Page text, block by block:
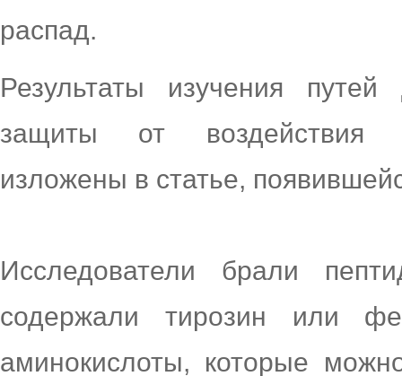
распад.
Результаты изучения
защиты от воздействия
изложены в статье,
Исследователи брали
содержали тирозин или
аминокислоты, которые